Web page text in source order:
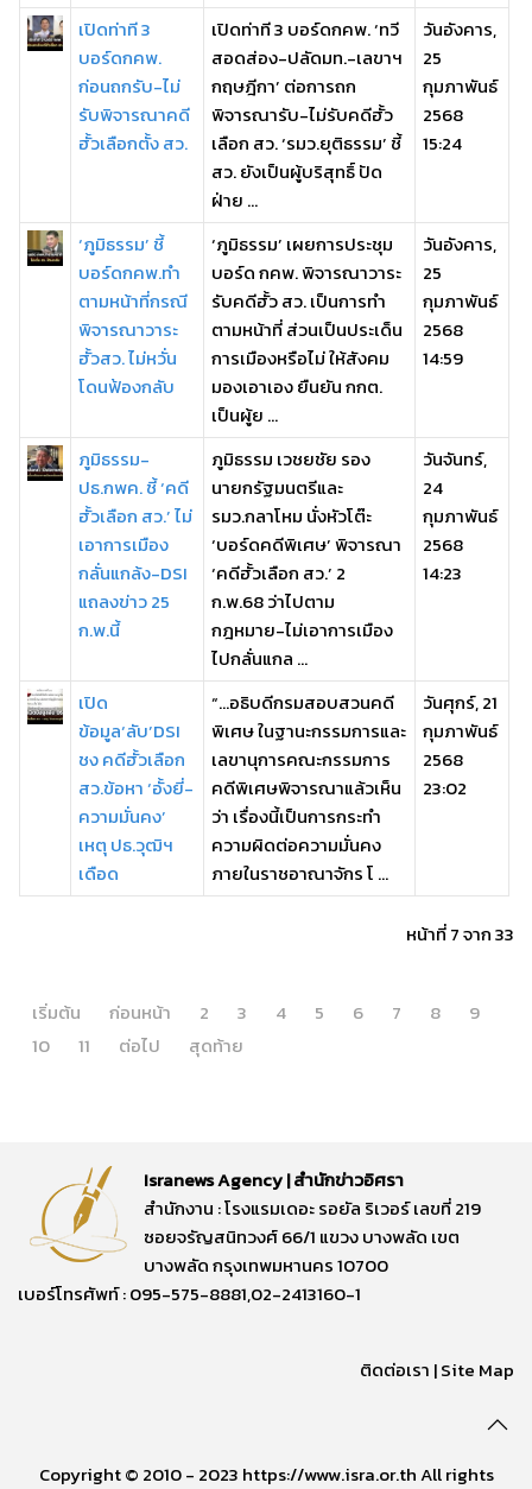
เปิดท่าที 3
บอร์ดกคพ.
ก่อนถกรับ-ไม่
รับพิจารณาคดี
ฮั้วเลือกตั้ง สว.
เปิดท่าที 3 บอร์ดกคพ. ‘ทวี
สอดส่อง-ปลัดมท.-เลขาฯ
กฤษฎีกา’ ต่อการถก
พิจารณารับ-ไม่รับคดีฮั้ว
เลือก สว. ‘รมว.ยุติธรรม’ ชี้
สว. ยังเป็นผู้บริสุทธิ์ ปัด
ฝ่าย ...
วันอังคาร,
25
กุมภาพันธ์
2568
15:24
‘ภูมิธรรม’ ชี้
บอร์ดกคพ.ทำ
ตามหน้าที่กรณี
พิจารณาวาระ
ฮั้วสว. ไม่หวั่น
โดนฟ้องกลับ
‘ภูมิธรรม’ เผยการประชุม
บอร์ด กคพ. พิจารณาวาระ
รับคดีฮั้ว สว. เป็นการทำ
ตามหน้าที่ ส่วนเป็นประเด็น
การเมืองหรือไม่ ให้สังคม
มองเอาเอง ยืนยัน กกต.
เป็นผู้ย ...
วันอังคาร,
25
กุมภาพันธ์
2568
14:59
ภูมิธรรม-
ปธ.กพค. ชี้ ‘คดี
ฮั้วเลือก สว.’ ไม่
เอาการเมือง
กลั่นแกล้ง-DSI
แถลงข่าว 25
ก.พ.นี้
ภูมิธรรม เวชยชัย รอง
นายกรัฐมนตรีและ
รมว.กลาโหม นั่งหัวโต๊ะ
‘บอร์ดคดีพิเศษ’ พิจารณา
‘คดีฮั้วเลือก สว.’ 2
ก.พ.68 ว่าไปตาม
กฎหมาย-ไม่เอาการเมือง
ไปกลั่นแกล ...
วันจันทร์,
24
กุมภาพันธ์
2568
14:23
เปิด
ข้อมูล‘ลับ’DSI
ชง คดีฮั้วเลือก
สว.ข้อหา ‘อั้งยี่-
ความมั่นคง’
เหตุ ปธ.วุฒิฯ
เดือด
“...อธิบดีกรมสอบสวนคดี
พิเศษ ในฐานะกรรมการและ
เลขานุการคณะกรรมการ
คดีพิเศษพิจารณาแล้วเห็น
ว่า เรื่องนี้เป็นการกระทำ
ความผิดต่อความมั่นคง
ภายในราชอาณาจักร โ ...
วันศุกร์, 21
กุมภาพันธ์
2568
23:02
หน้าที่ 7 จาก 33
เริ่มต้น ก่อนหน้า 2 3 4 5 6 7 8
9
10
11 ต่อไป สุดท้าย
Isranews Agency | สำนักข่าวอิศรา
สำนักงาน : โรงแรมเดอะ รอยัล ริเวอร์ เลขที่ 219
ซอยจรัญสนิทวงศ์ 66/1 แขวง บางพลัด เขต
บางพลัด กรุงเทพมหานคร 10700
เบอร์โทรศัพท์ : 095-575-8881,02-2413160-1
ติดต่อเรา |Site Map
Copyright © 2010 - 2023 https://www.isra.or.th All rights